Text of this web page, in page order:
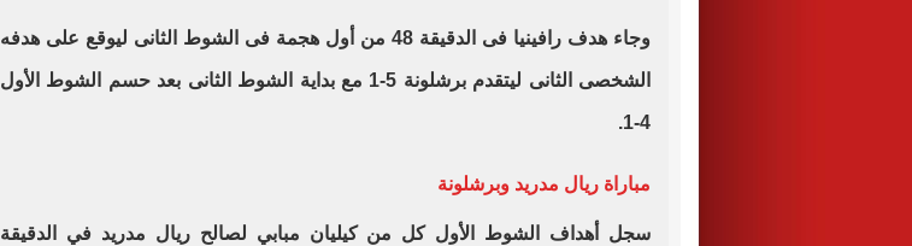
وجاء هدف رافينيا فى الدقيقة 48 من أول هجمة فى الشوط الثانى ليوقع على هدفه
الشخصى الثانى ليتقدم برشلونة 5-1 مع بداية الشوط الثانى بعد حسم الشوط الأول
4-1.
مباراة ريال مدريد وبرشلونة
سجل أهداف الشوط الأول كل من كيليان مبابي لصالح ريال مدريد في الدقيقة